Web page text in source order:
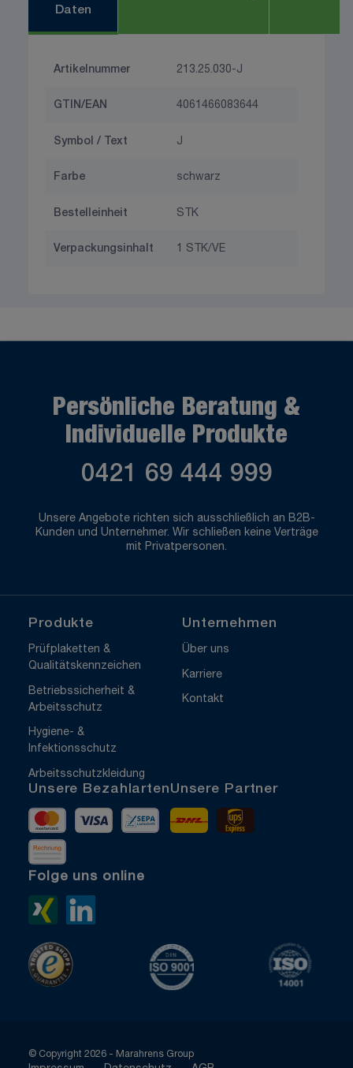
Daten
Artikelnummer 213.25.030-J
GTIN/EAN 4061466083644
Symbol / Text J
Farbe schwarz
Bestelleinheit STK
Verpackungsinhalt 1 STK/VE
Persönliche Beratung &
Individuelle Produkte
0421 69 444 999
Unsere Angebote richten sich ausschließlich an B2B-
Kunden und Unternehmer. Wir schließen keine Verträge
mit Privatpersonen.
Produkte
Prüfplaketten &
Qualitätskennzeichen
Betriebssicherheit &
Arbeitsschutz
Hygiene- &
Infektionsschutz
Arbeitsschutzkleidung
Unternehmen
Über uns
Karriere
Kontakt
Unsere Bezahlarten
MastercardVisa Vorkasse
Rechnung
Unsere Partner
DHL
Folge uns online
Xing>
ISO 9001 zertifiziert
© Copyright 2026 - Marahrens Group